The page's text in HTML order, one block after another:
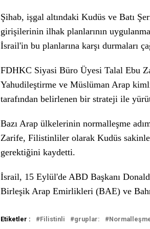
Şihab, işgal altındaki Kudüs ve Batı
girişilerinin ilhak planlarının
İsrail'in bu planlarına karşı durmaları
FDHKC Siyasi Büro Üyesi Talal Ebu
Yahudileştirme ve Müslüman Arap
tarafından belirlenen bir strateji ile
Bazı Arap ülkelerinin normalleşme
Zarife, Filistinliler olarak Kudüs
gerektiğini kaydetti.
İsrail, 15 Eylül'de ABD Başkanı
Birleşik Arap Emirlikleri (BAE) ve
Etiketler : Filistinli gruplar: